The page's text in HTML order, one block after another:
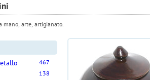
mano, arte, artigianato.
467
138